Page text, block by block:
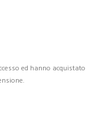
ed hanno acquistato